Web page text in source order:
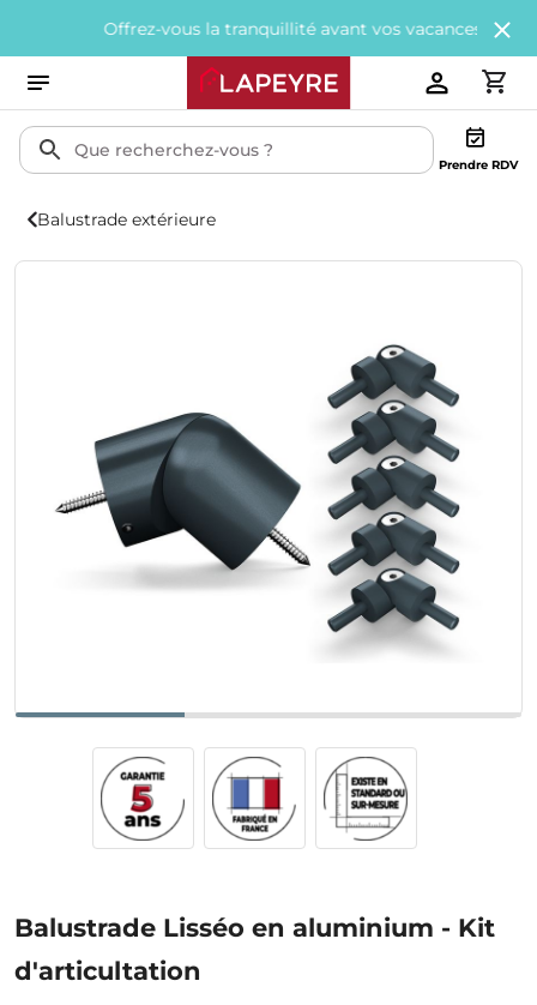
Offrez-vous la tranquillité avant vos vacances avec200€
Prendre RDV
Balustrade extérieure
Balustrade Lisséo en aluminium - Kit
d'articultation